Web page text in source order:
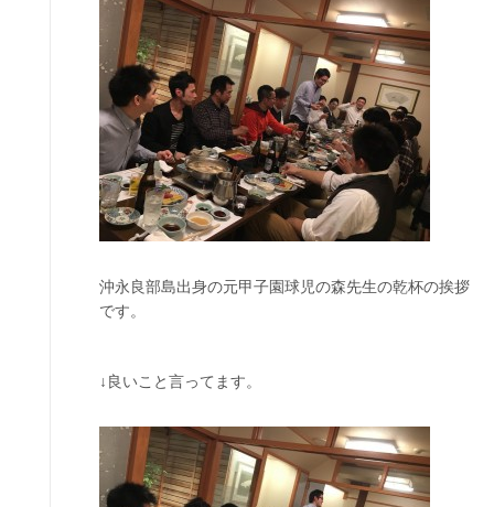
沖永良部島出身の元甲子園球児の森先生の乾杯の挨拶
です。
↓良いこと言ってます。